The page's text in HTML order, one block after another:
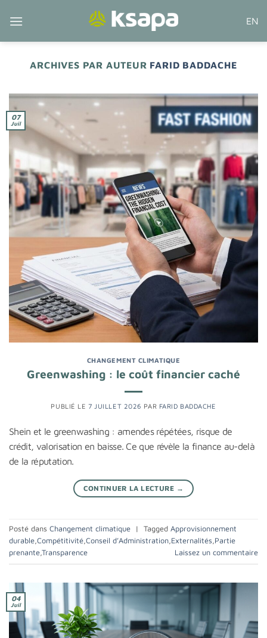
EN
ARCHIVES PAR AUTEUR FARID BADDACHE
07
Juil
CHANGEMENT CLIMATIQUE
Greenwashing : le coût financier caché
PUBLIÉ LE 7 JUILLET 2026 PAR FARID BADDACHE
Shein et le greenwashing : amendes répétées, risque de
crédit, valorisation en baisse. Ce que révèle la finance au-delà
de la réputation.
CONTINUER LA LECTURE →
Posté dans Changement climatique | Tagged Approvisionnement
durable Compétitivité Conseil d’Administration Externalités Partie
prenante Transparence Laissez un commentaire
04
Juil